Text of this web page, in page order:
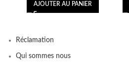
AJOUTER AU PANIER
Réclamation
Qui sommes nous